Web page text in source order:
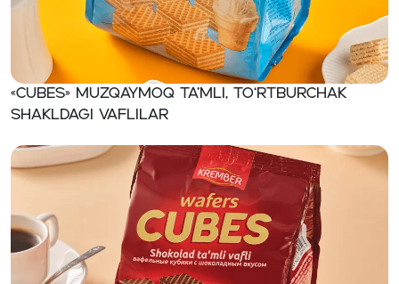
«CUBES» Muzqaymoq ta’mli, to‘rtburchak
shakldagi vaflilar